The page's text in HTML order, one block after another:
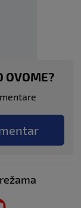
OVOME?